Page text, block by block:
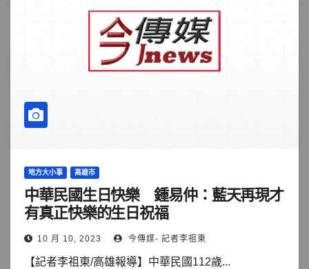
地方大小事 高雄市
中華民國生日快樂 鍾易仲：藍天再現才
有真正快樂的生日祝福
10 月 10, 2023 今傳媒- 記者李祖東
【記者李祖東/高雄報導】中華民國112歲...